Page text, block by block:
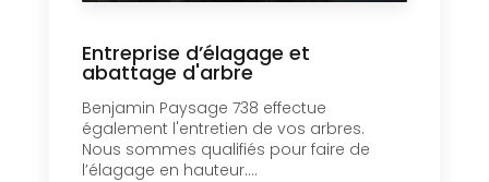
Entreprise d’élagage et
abattage d'arbre
Benjamin Paysage 738 effectue
également l'entretien de vos arbres.
Nous sommes qualifiés pour faire de
l’élagage en hauteur....